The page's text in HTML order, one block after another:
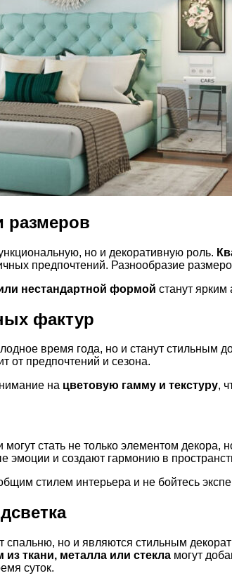
но и декоративную роль.
предпочтений. Разнообразие
нестандартной формой станут ярким
фактур
время года, но и станут стильным
от предпочтений и сезона.
на цветовую гамму и текстуру,
могут стать не только элементом
эмоции и создают гармонию в
стилем интерьера и не бойтесь
но и являются стильным
ткани, металла или стекла могут
суток.